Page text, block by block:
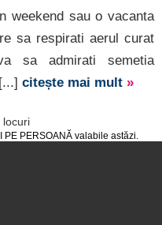
PERSOANĂ valabile astăzi.
weekend sau o vacanta
sa respirati aerul curat
sa admirati semetia
citește mai mult »
locuri